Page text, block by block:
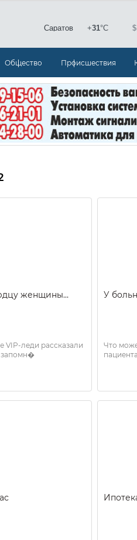
Общество Происшествия
женщины…
VIP-леди рассказали
запомн�
У
Что